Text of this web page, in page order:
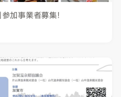
参加事業者募集！